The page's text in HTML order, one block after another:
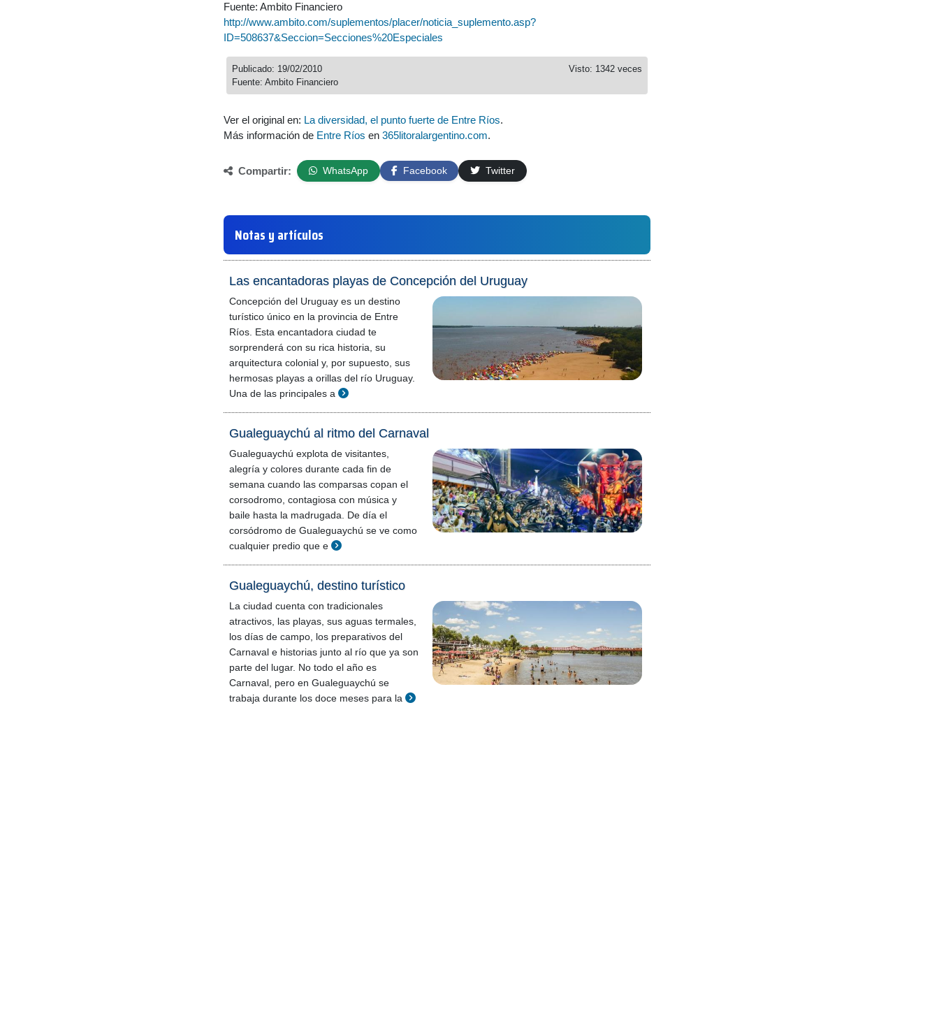
Fuente: Ambito Financiero
http://www.ambito.com/suplementos/placer/noticia_suplemento.asp?
ID=508637&Seccion=Secciones%20Especiales
Visto: 1342 veces
Publicado: 19/02/2010
Fuente: Ambito Financiero
Ver el original en: La diversidad, el punto fuerte de Entre Ríos.
Más información de Entre Ríos en 365litoralargentino.com.
Compartir: WhatsApp Facebook Twitter
Notas y artículos
Las encantadoras playas de Concepción del Uruguay
Concepción del Uruguay es un destino
turístico único en la provincia de Entre
Ríos. Esta encantadora ciudad te
sorprenderá con su rica historia, su
arquitectura colonial y, por supuesto, sus
hermosas playas a orillas del río Uruguay.
Una de las principales a
Gualeguaychú al ritmo del Carnaval
Gualeguaychú explota de visitantes,
alegría y colores durante cada fin de
semana cuando las comparsas copan el
corsodromo, contagiosa con música y
baile hasta la madrugada. De día el
corsódromo de Gualeguaychú se ve como
cualquier predio que e
Gualeguaychú, destino turístico
La ciudad cuenta con tradicionales
atractivos, las playas, sus aguas termales,
los días de campo, los preparativos del
Carnaval e historias junto al río que ya son
parte del lugar. No todo el año es
Carnaval, pero en Gualeguaychú se
trabaja durante los doce meses para la